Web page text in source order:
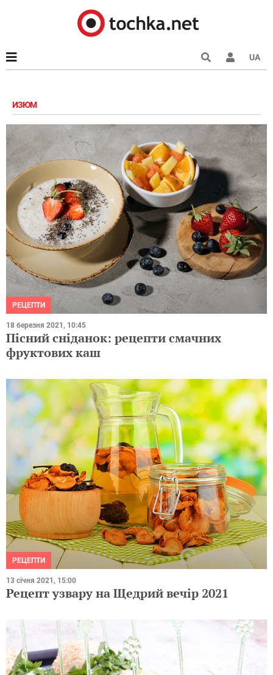
UA
ИЗЮМ
РЕЦЕПТИ
18 березня 2021, 10:45
Пісний сніданок: рецепти смачних
фруктових каш
РЕЦЕПТИ
13 січня 2021, 15:00
Рецепт узвару на Щедрий вечір 2021